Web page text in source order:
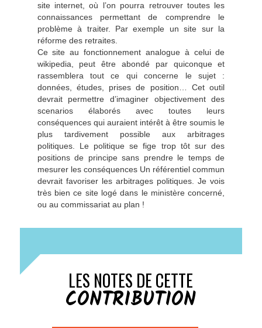
site internet, où l’on pourra retrouver toutes les
connaissances permettant de comprendre le
problème à traiter. Par exemple un site sur la
réforme des retraites.
Ce site au fonctionnement analogue à celui de
wikipedia, peut être abondé par quiconque et
rassemblera tout ce qui concerne le sujet :
données, études, prises de position… Cet outil
devrait permettre d’imaginer objectivement des
scenarios élaborés avec toutes leurs
conséquences qui auraient intérêt à être soumis le
plus tardivement possible aux arbitrages
politiques. Le politique se fige trop tôt sur des
positions de principe sans prendre le temps de
mesurer les conséquences Un référentiel commun
devrait favoriser les arbitrages politiques. Je vois
très bien ce site logé dans le ministère concerné,
ou au commissariat au plan !
LES NOTES DE CETTE
CONTRIBUTION